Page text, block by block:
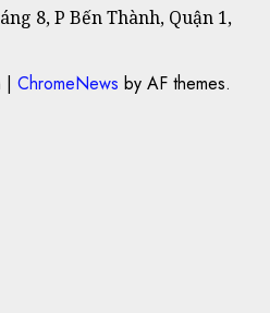
8, P Bến Thành, Quận 1,
| ChromeNews by AF themes.